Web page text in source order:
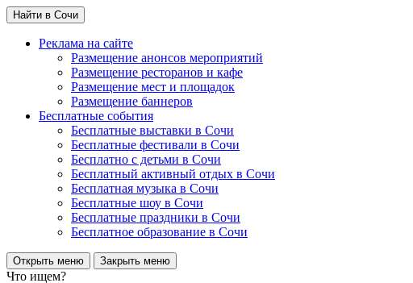
Найти в Сочи
Реклама на сайте
Размещение анонсов мероприятий
Размещение ресторанов и кафе
Размещение мест и площадок
Размещение баннеров
Бесплатные события
Бесплатные выставки в Сочи
Бесплатные фестивали в Сочи
Бесплатно с детьми в Сочи
Бесплатный активный отдых в Сочи
Бесплатная музыка в Сочи
Бесплатные шоу в Сочи
Бесплатные праздники в Сочи
Бесплатное образование в Сочи
Открыть меню Закрыть меню
Что ищем?